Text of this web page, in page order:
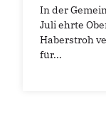
In der
Juli ehrte
Haberstroh
für...